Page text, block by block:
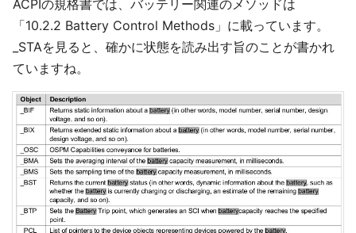
ACPIの規格書では、バッテリー関連のメソッドは
「10.2.2 Battery Control Methods」に載っています。
_STAを見ると、確かに状態を読み出す旨のことが書かれ
ていますね。